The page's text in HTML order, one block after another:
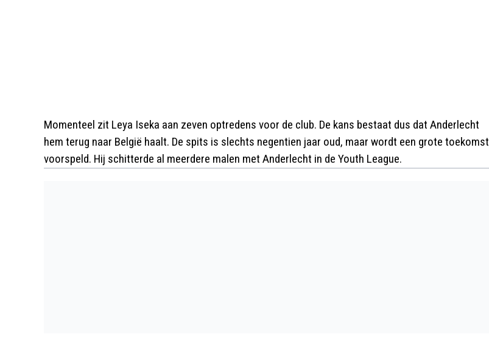
Momenteel zit Leya Iseka aan zeven optredens voor de club. De kans bestaat dus dat Anderlecht
hem terug naar België haalt. De spits is slechts negentien jaar oud, maar wordt een grote toekomst
voorspeld. Hij schitterde al meerdere malen met Anderlecht in de Youth League.